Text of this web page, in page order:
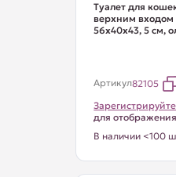
Туалет для
верхним входом
56х40х43, 5 см,
Артикул82105
для
В наличии <100